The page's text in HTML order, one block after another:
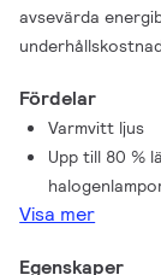
avsevärda
Fördelar
Varmvitt ljus
Upp till 80 %
Visa mer
Egenskaper